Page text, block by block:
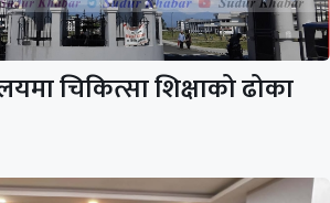
चिकित्सा शिक्षाको ढोका